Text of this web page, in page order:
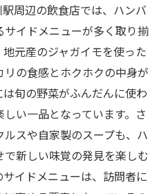
喫井田川駅のハンバーガ
グルメスポット
イクアウトメニュー
ロケーション
しむための街歩きガイド
食べ歩きコース
めする隠れた名店
周辺の飲食店では、ハンバ
イドメニューが多く取り揃
元産のジャガイモを使った
の食感とホクホクの中身が
旬の野菜がふんだんに使わ
い一品となっています。さ
スや自家製のスープも、ハ
新しい味覚の発見を楽しむ
イドメニューは、訪問者に